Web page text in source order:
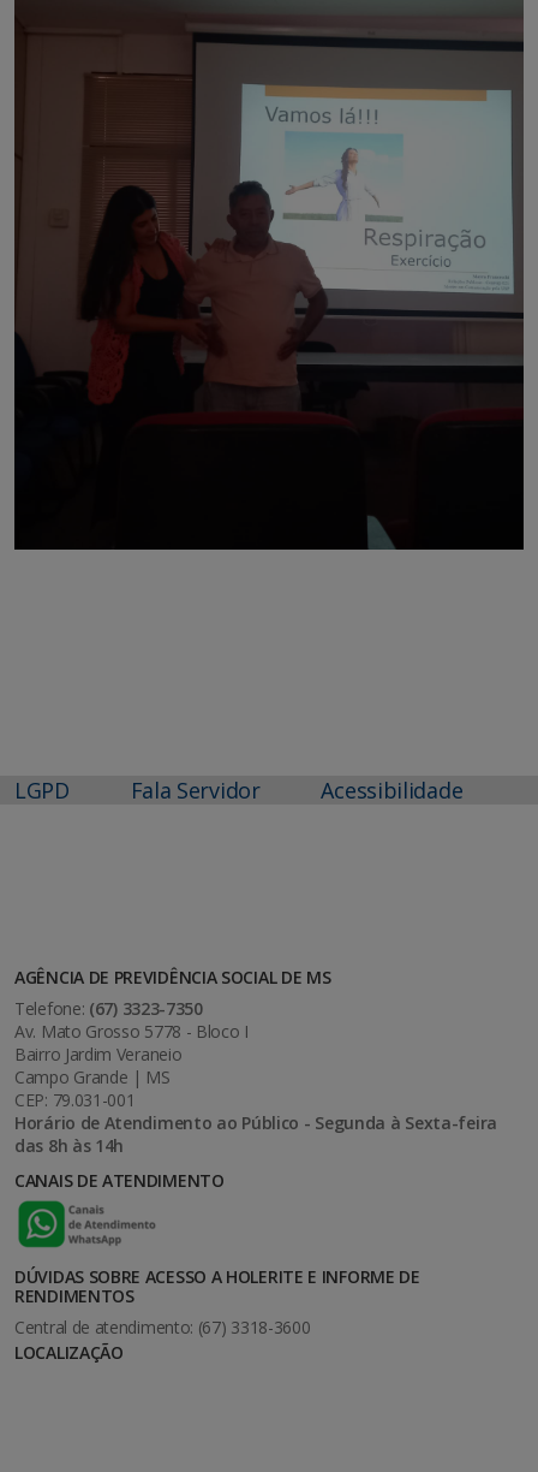
LGPD Fala Servidor Acessibilidade
AGÊNCIA DE PREVIDÊNCIA SOCIAL DE MS
Telefone: (67) 3323-7350
Av. Mato Grosso 5778 - Bloco I
Bairro Jardim Veraneio
Campo Grande | MS
CEP: 79.031-001
Horário de Atendimento ao Público - Segunda à Sexta-feira
das 8h às 14h
CANAIS DE ATENDIMENTO
DÚVIDAS SOBRE ACESSO A HOLERITE E INFORME DE
RENDIMENTOS
Central de atendimento: (67) 3318-3600
LOCALIZAÇÃO